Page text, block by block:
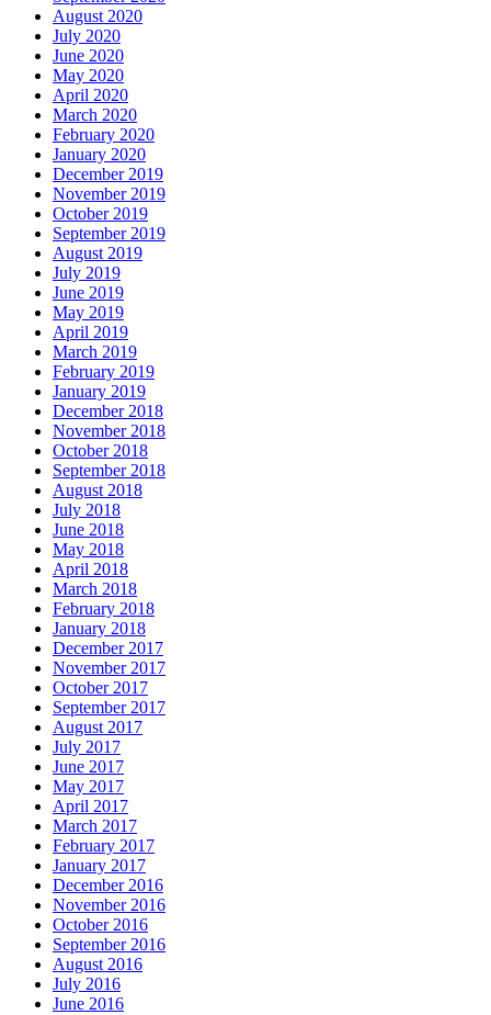
August 2020
July 2020
June 2020
May 2020
April 2020
March 2020
February 2020
January 2020
December 2019
November 2019
October 2019
September 2019
August 2019
July 2019
June 2019
May 2019
April 2019
March 2019
February 2019
January 2019
December 2018
November 2018
October 2018
September 2018
August 2018
July 2018
June 2018
May 2018
April 2018
March 2018
February 2018
January 2018
December 2017
November 2017
October 2017
September 2017
August 2017
July 2017
June 2017
May 2017
April 2017
March 2017
February 2017
January 2017
December 2016
November 2016
October 2016
September 2016
August 2016
July 2016
June 2016